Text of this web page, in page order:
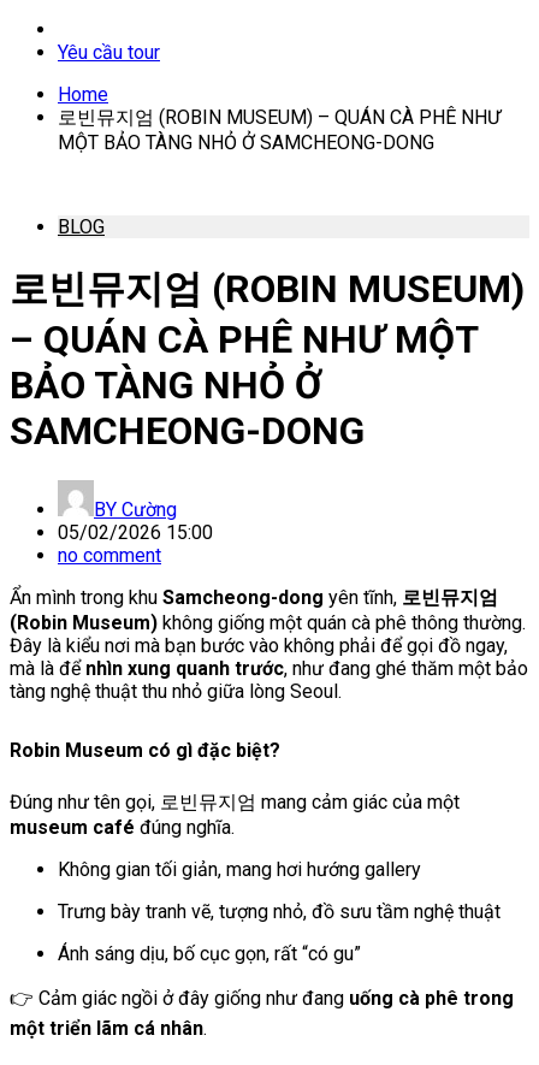
Yêu cầu tour
Home
로빈뮤지엄 (ROBIN MUSEUM) – QUÁN CÀ PHÊ NHƯ
MỘT BẢO TÀNG NHỎ Ở SAMCHEONG-DONG
BLOG
로빈뮤지엄 (ROBIN MUSEUM)
– QUÁN CÀ PHÊ NHƯ MỘT
BẢO TÀNG NHỎ Ở
SAMCHEONG-DONG
BY Cường
05/02/2026 15:00
no comment
Ẩn mình trong khu Samcheong-dong yên tĩnh, 로빈뮤지엄
(Robin Museum) không giống một quán cà phê thông thường.
Đây là kiểu nơi mà bạn bước vào không phải để gọi đồ ngay,
mà là để nhìn xung quanh trước, như đang ghé thăm một bảo
tàng nghệ thuật thu nhỏ giữa lòng Seoul.
Robin Museum có gì đặc biệt?
Đúng như tên gọi, 로빈뮤지엄 mang cảm giác của một
museum café đúng nghĩa.
Không gian tối giản, mang hơi hướng gallery
Trưng bày tranh vẽ, tượng nhỏ, đồ sưu tầm nghệ thuật
Ánh sáng dịu, bố cục gọn, rất “có gu”
👉 Cảm giác ngồi ở đây giống như đang uống cà phê trong
một triển lãm cá nhân.